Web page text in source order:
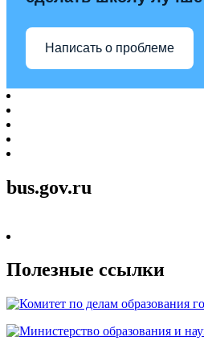
Написать о проблеме
bus.gov.ru
Полезные ссылки